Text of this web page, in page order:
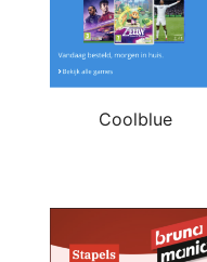
Coolblue